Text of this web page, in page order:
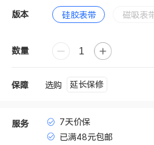
版本 硅胶表带 磁吸表
数量
保障 选购 延长保修
服务
7天价保
已满48元包邮